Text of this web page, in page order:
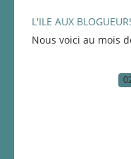
L'ILE AUX
Nous voici au mois